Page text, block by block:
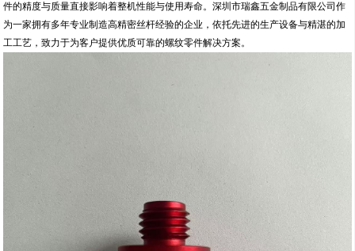
件的精度与质量直接影响着整机性能与使用寿命。深圳市瑞鑫五金制品有限公司作
为一家拥有多年专业制造高精密丝杆经验的企业，依托先进的生产设备与精湛的加
工工艺，致力于为客户提供优质可靠的螺纹零件解决方案。